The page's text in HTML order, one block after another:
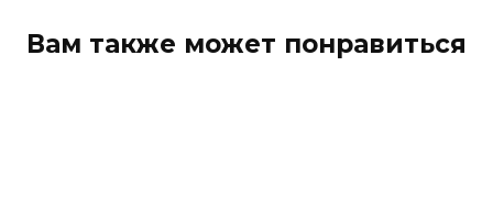
Вам также может понравиться